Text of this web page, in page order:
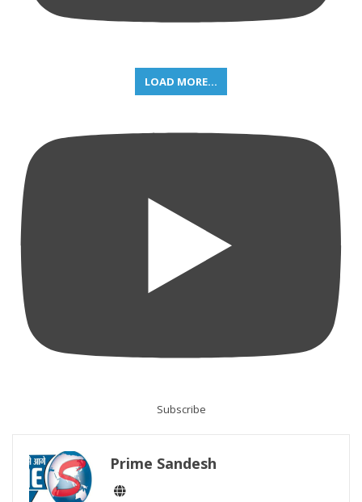
LOAD MORE...
Subscribe
Prime Sandesh